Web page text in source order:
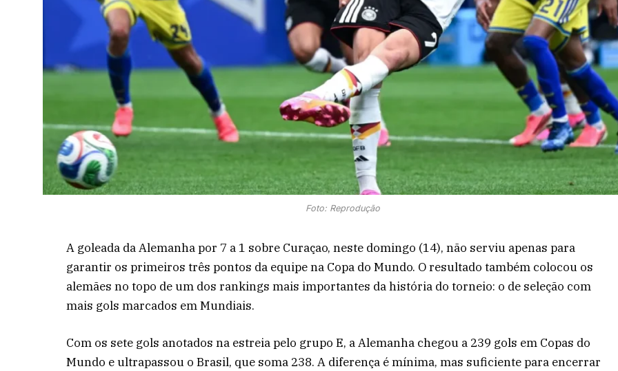
Foto: Reprodução
A goleada da Alemanha por 7 a 1 sobre Curaçao, neste domingo (14), não serviu apenas para
garantir os primeiros três pontos da equipe na Copa do Mundo. O resultado também colocou os
alemães no topo de um dos rankings mais importantes da história do torneio: o de seleção com
mais gols marcados em Mundiais.
Com os sete gols anotados na estreia pelo grupo E, a Alemanha chegou a 239 gols em Copas do
Mundo e ultrapassou o Brasil, que soma 238. A diferença é mínima, mas suficiente para encerrar